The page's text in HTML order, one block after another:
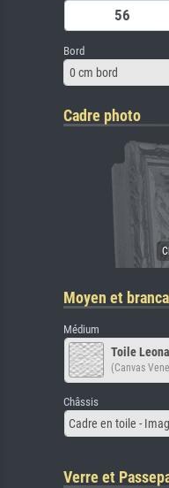
Bord
0 cm bord
Cadre photo
Moyen et
Médium
Toile
(Canvas
Châssis
Cadre en toile -
Verre et